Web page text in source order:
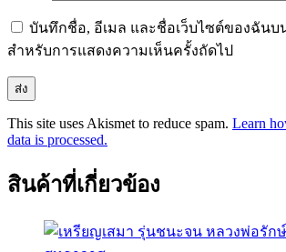
บันทึกชื่อ, อีเมล และชื่อเว็บไซต์ของฉันบ
สำหรับการแสดงความเห็นครั้งถัดไป
This site uses Akismet to reduce spam. Learn
data is processed.
สินค้าที่เกี่ยวข้อง